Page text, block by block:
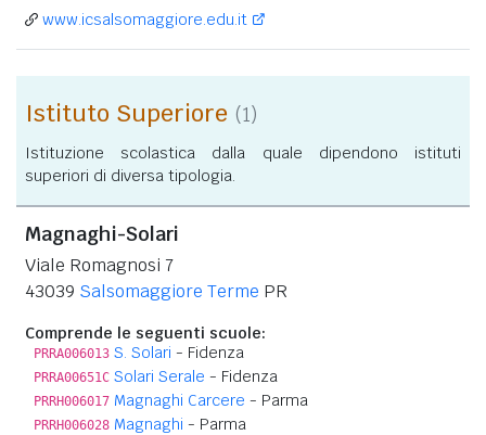
www.icsalsomaggiore.edu.it
Istituto Superiore (1)
Istituzione scolastica dalla quale dipendono istituti
superiori di diversa tipologia.
Magnaghi-Solari
Viale Romagnosi 7
43039 Salsomaggiore Terme PR
Comprende le seguenti scuole:
PRRA006013 S. Solari - Fidenza
PRRA00651C Solari Serale - Fidenza
PRRH006017 Magnaghi Carcere - Parma
PRRH006028 Magnaghi - Parma